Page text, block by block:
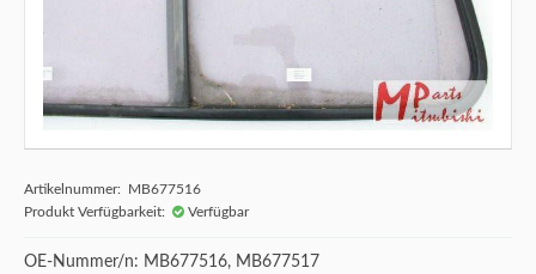
Artikelnummer: MB677516
Produkt Verfügbarkeit:
Verfügbar
OE-Nummer/n: MB677516, MB677517